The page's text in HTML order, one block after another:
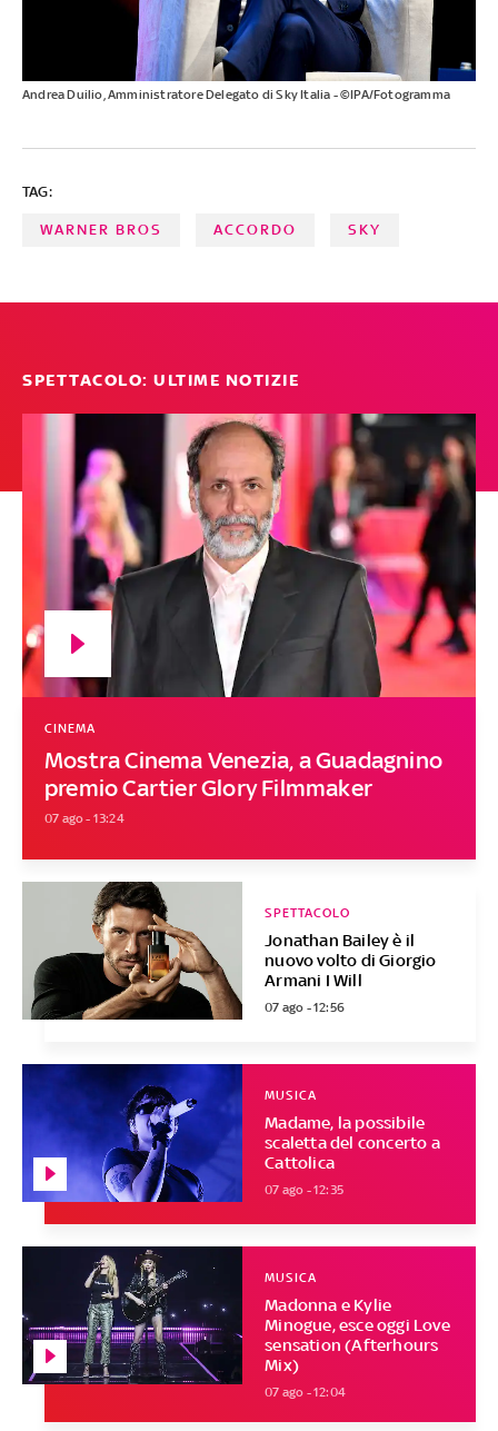
Andrea Duilio, Amministratore Delegato di Sky Italia - ©IPA/Fotogramma
TAG:
WARNER BROS ACCORDO SKY
SPETTACOLO: ULTIME NOTIZIE
Mostra Cinema Venezia, a Guadagnino
premio Cartier Glory Filmmaker
CINEMA
07 ago - 13:24
Jonathan Bailey è il
nuovo volto di Giorgio
Armani I Will
SPETTACOLO
07 ago - 12:56
Madame, la possibile
scaletta del concerto a
Cattolica
MUSICA
07 ago - 12:35
Madonna e Kylie
Minogue, esce oggi Love
sensation (Afterhours
Mix)
MUSICA
07 ago - 12:04